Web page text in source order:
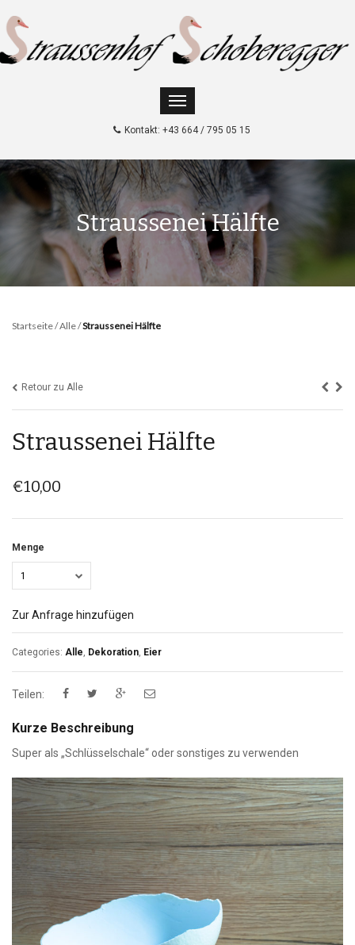
Kontakt: +43 664 / 795 05 15
Straussenei Hälfte
Startseite/Alle/Straussenei Hälfte
Retour zu Alle
Straussenei Hälfte
€10,00
Menge
1
Zur Anfrage hinzufügen
Categories: Alle, Dekoration, Eier
Teilen:
Kurze Beschreibung
Super als „Schlüsselschale“ oder sonstiges zu verwenden